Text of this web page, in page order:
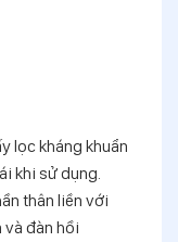
lọc kháng khuẩn
khi sử dụng.
thân liền với
đàn hồi